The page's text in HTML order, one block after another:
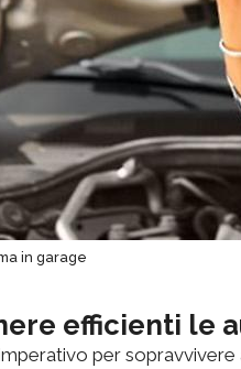
in garage
efficienti le
per